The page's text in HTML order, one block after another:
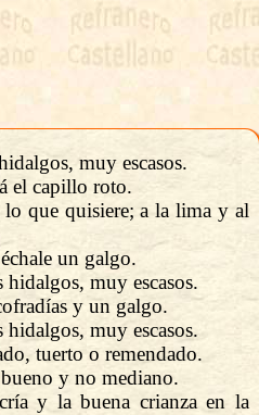
muy escasos.
el capillo roto.
que quisiere; a la lima y al
un galgo.
muy escasos.
y un galgo.
muy escasos.
tuerto o remendado.
y no mediano.
y la buena crianza en la